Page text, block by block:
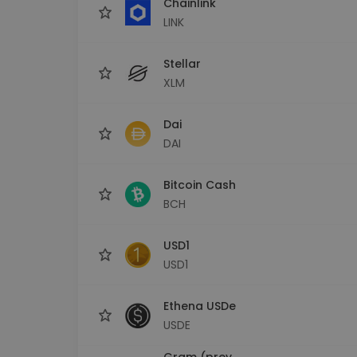
LINK
Stellar
XLM
Dai
DAI
Bitcoin Cash
BCH
USD1
USD1
Ethena USDe
USDE